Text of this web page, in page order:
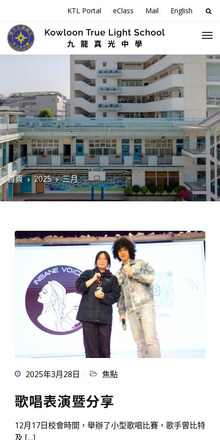
KTL Portal eClass Mail English
搜
尋
關
首頁 2025 三月
2025年3月28日 焦點
歌唱表演暨分享
12月17日校會時間，舉辦了小型歌唱比賽，歌手曾比特
及 […]